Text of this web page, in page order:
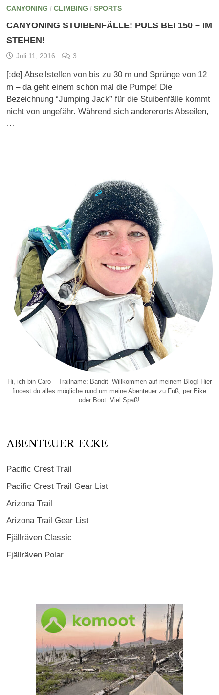
CANYONING / CLIMBING / SPORTS
CANYONING STUIBENFÄLLE: PULS BEI 150 – IM
STEHEN!
Juli 11, 2016 3
[:de] Abseilstellen von bis zu 30 m und Sprünge von 12
m – da geht einem schon mal die Pumpe! Die
Bezeichnung “Jumping Jack” für die Stuibenfälle kommt
nicht von ungefähr. Während sich andererorts Abseilen,
…
Hi, ich bin Caro – Trailname: Bandit. Willkommen auf meinem Blog! Hier
findest du alles mögliche rund um meine Abenteuer zu Fuß, per Bike
oder Boot. Viel Spaß!
ABENTEUER-ECKE
Pacific Crest Trail
Pacific Crest Trail Gear List
Arizona Trail
Arizona Trail Gear List
Fjällräven Classic
Fjällräven Polar